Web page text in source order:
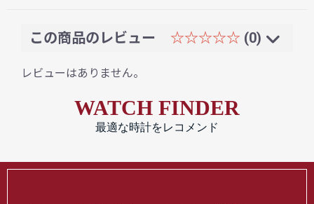
この商品のレビュー ☆☆☆☆☆ (0)
レビューはありません。
WATCH FINDER
最適な時計をレコメンド